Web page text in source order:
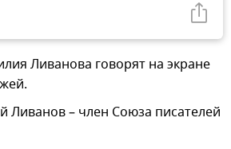
Ливанова говорят на экране
Ливанов – член Союза писателей